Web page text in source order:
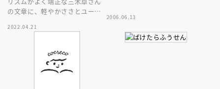
の文章に、軽やかささとユーモ
絵がユーモラスな物語にぴった
2022.04.21
2006.06.13